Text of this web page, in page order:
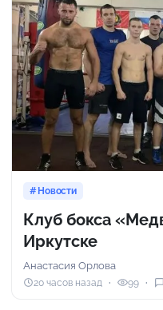
Новости
Клуб бокса
Иркутске
Анастасия Орлова
20 часов назад 99